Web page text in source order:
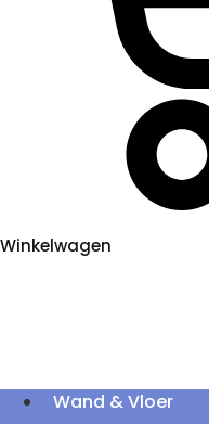
Winkelwagen
Wand & Vloer